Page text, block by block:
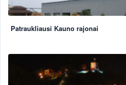
Patraukliausi Kauno rajonai